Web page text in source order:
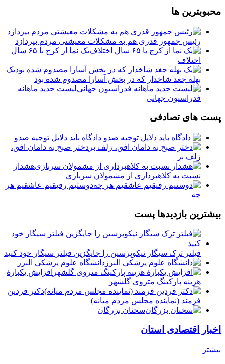
محبوبترین ها
رئیس جمهور قدری هم به مشکلات معیشتی مردم بپردازد
یک نما از کرج با ۶۵ سال
اختلاف
یک
بهله جغد شاخدار که در بخش آسارا مصدوم شده بود
لیست جدید ماهانه
فدراسیون جهانی
پست های تصادفی
️ دادگاه باید دلایل توجیه صدو
دختر صبح به دامان افق،
زلف بر
هشدار
نسبت به کلاهبرداری از مشمولان سربازی
دوستيم رفيقيم عاشقيم هر
چه
بیشترین بازدیدها پست
فیلتر ترک سیگار نیکوپرسین را جایگزین فیلتر سیگار خود کنید
دانشگاه علوم پزشکی البرز
افزایش یکبارۀ
هزینه پارکینگ متروی گلشهر
دكتر فردين
فرمند (نماينده مجلس مردم میانه)
سخنان بزرگان
اخبار اقتصادی استان
بیشتر